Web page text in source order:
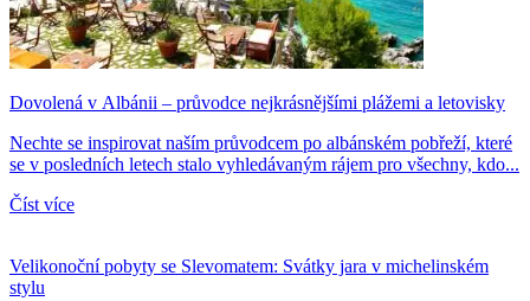
Dovolená v Albánii – průvodce nejkrásnějšími plážemi a letovisky
Nechte se inspirovat naším průvodcem po albánském pobřeží, které
se v posledních letech stalo vyhledávaným rájem pro všechny, kdo...
Číst více
Velikonoční pobyty se Slevomatem: Svátky jara v michelinském
stylu